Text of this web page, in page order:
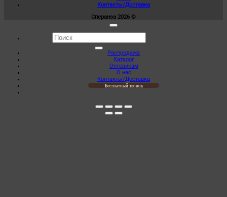
Контакты/Доставка
Сперанза 2026 ©
Искать:
Распродажа
Каталог
Оптовикам
О нас
Контакты/Доставка
Бесплатный звонок